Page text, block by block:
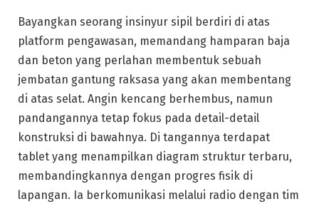
Bayangkan seorang insinyur sipil berdiri di atas
platform pengawasan, memandang hamparan baja
dan beton yang perlahan membentuk sebuah
jembatan gantung raksasa yang akan membentang
di atas selat. Angin kencang berhembus, namun
pandangannya tetap fokus pada detail-detail
konstruksi di bawahnya. Di tangannya terdapat
tablet yang menampilkan diagram struktur terbaru,
membandingkannya dengan progres fisik di
lapangan. Ia berkomunikasi melalui radio dengan tim